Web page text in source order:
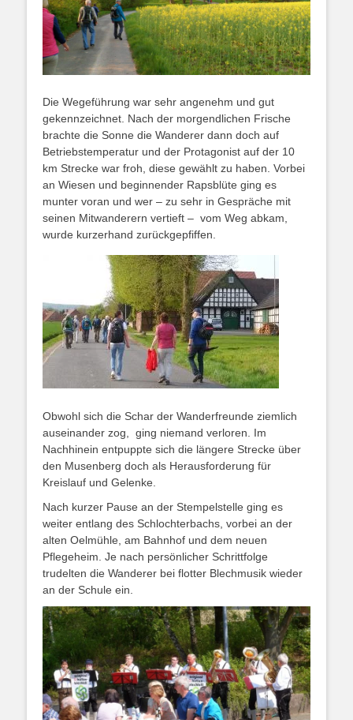
Die Wegeführung war sehr angenehm und gut
gekennzeichnet. Nach der morgendlichen Frische
brachte die Sonne die Wanderer dann doch auf
Betriebstemperatur und der Protagonist auf der 10
km Strecke war froh, diese gewählt zu haben. Vorbei
an Wiesen und beginnender Rapsblüte ging es
munter voran und wer – zu sehr in Gespräche mit
seinen Mitwanderern vertieft – vom Weg abkam,
wurde kurzerhand zurückgepfiffen.
Obwohl sich die Schar der Wanderfreunde ziemlich
auseinander zog, ging niemand verloren. Im
Nachhinein entpuppte sich die längere Strecke über
den Musenberg doch als Herausforderung für
Kreislauf und Gelenke.
Nach kurzer Pause an der Stempelstelle ging es
weiter entlang des Schlochterbachs, vorbei an der
alten Oelmühle, am Bahnhof und dem neuen
Pflegeheim. Je nach persönlicher Schrittfolge
trudelten die Wanderer bei flotter Blechmusik wieder
an der Schule ein.